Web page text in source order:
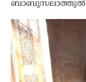
ബാബുസലാത്തുല്‍